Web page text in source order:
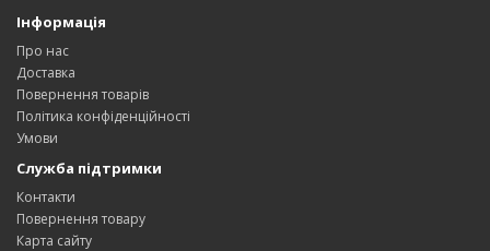
Інформація
Про нас
Доставка
Повернення товарів
Політика конфіденційності
Умови
Служба підтримки
Контакти
Повернення товару
Карта сайту